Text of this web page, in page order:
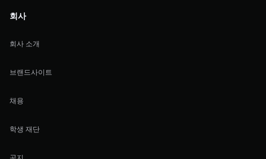
회사
회사 소개
브랜드사이트
채용
학생 재단